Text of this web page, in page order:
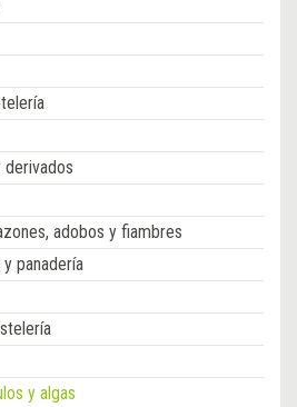
derivados
adobos y fiambres
panadería
y algas